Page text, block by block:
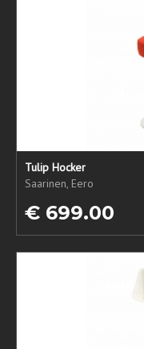
Tulip Hocker
Saarinen, Eero
€ 699.00